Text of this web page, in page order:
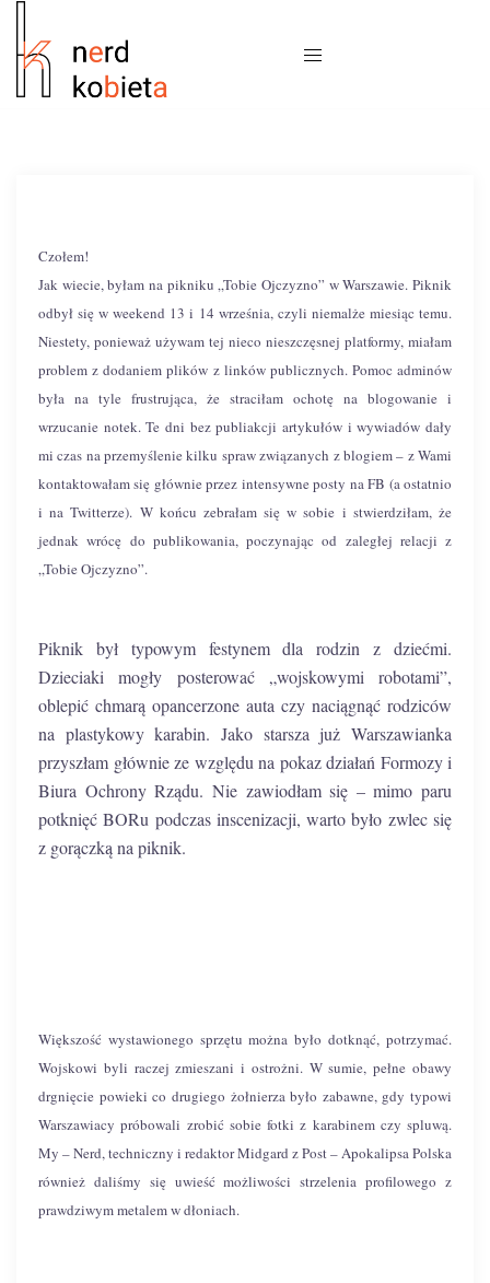
Czołem!
Jak wiecie, byłam na pikniku „Tobie Ojczyzno” w Warszawie. Piknik
odbył się w weekend 13 i 14 września, czyli niemalże miesiąc temu.
Niestety, ponieważ używam tej nieco nieszczęsnej platformy, miałam
problem z dodaniem plików z linków publicznych. Pomoc adminów
była na tyle frustrująca, że straciłam ochotę na blogowanie i
wrzucanie notek. Te dni bez publiakcji artykułów i wywiadów dały
mi czas na przemyślenie kilku spraw związanych z blogiem – z Wami
kontaktowałam się głównie przez intensywne posty na FB (a ostatnio
i na Twitterze). W końcu zebrałam się w sobie i stwierdziłam, że
jednak wrócę do publikowania, poczynając od zaległej relacji z
„Tobie Ojczyzno”.
Piknik był typowym festynem dla rodzin z dziećmi.
Dzieciaki mogły posterować „wojskowymi robotami”,
oblepić chmarą opancerzone auta czy naciągnąć rodziców
na plastykowy karabin. Jako starsza już Warszawianka
przyszłam głównie ze względu na pokaz działań Formozy i
Biura Ochrony Rządu. Nie zawiodłam się – mimo paru
potknięć BORu podczas inscenizacji, warto było zwlec się
z gorączką na piknik.
Większość wystawionego sprzętu można było dotknąć, potrzymać.
Wojskowi byli raczej zmieszani i ostrożni. W sumie, pełne obawy
drgnięcie powieki co drugiego żołnierza było zabawne, gdy typowi
Warszawiacy próbowali zrobić sobie fotki z karabinem czy spluwą.
My – Nerd, techniczny i redaktor Midgard z Post – Apokalipsa Polska
również daliśmy się uwieść możliwości strzelenia profilowego z
prawdziwym metalem w dłoniach.